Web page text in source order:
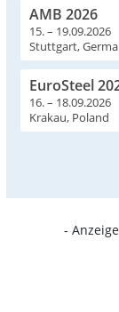
AMB 2026
15. – 19.09.2026
Stuttgart,
EuroSteel
16. – 18.09.2026
Krakau, Poland
-